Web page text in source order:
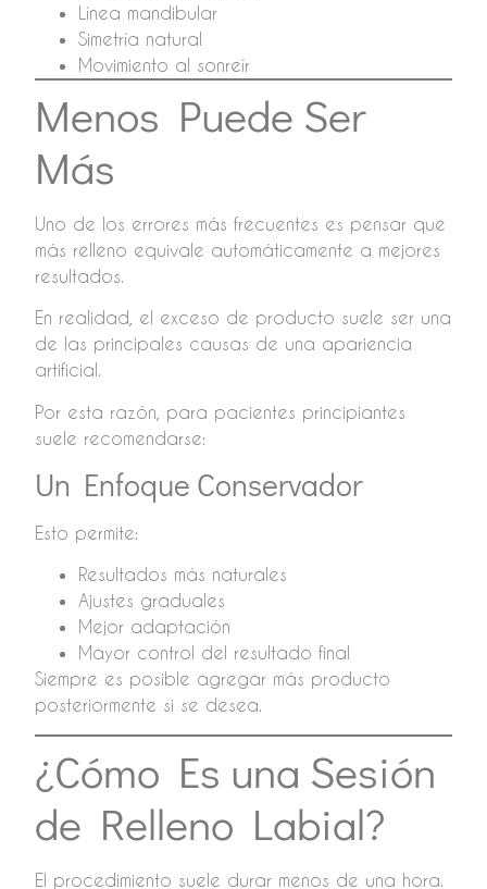
Línea mandibular
Simetría natural
Movimiento al sonreír
Menos Puede Ser
Más
Uno de los errores más frecuentes es pensar que
más relleno equivale automáticamente a mejores
resultados.
En realidad, el exceso de producto suele ser una
de las principales causas de una apariencia
artificial.
Por esta razón, para pacientes principiantes
suele recomendarse:
Un Enfoque Conservador
Esto permite:
Resultados más naturales
Ajustes graduales
Mejor adaptación
Mayor control del resultado final
Siempre es posible agregar más producto
posteriormente si se desea.
¿Cómo Es una Sesión
de Relleno Labial?
El procedimiento suele durar menos de una hora.